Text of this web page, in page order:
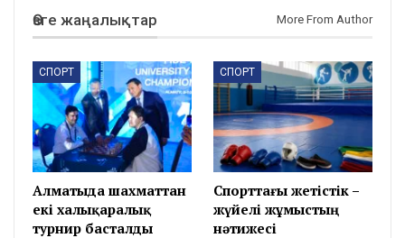
Өзге жаңалықтар More From Author
СПОРТ
Алматыда шахматтан
екі халықаралық
турнир басталды
СПОРТ
Спорттағы жетістік –
жүйелі жұмыстың
нәтижесі